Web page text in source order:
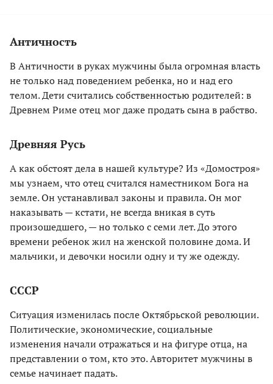
Античность
В Античности в руках мужчины была огромная власть
не только над поведением ребенка, но и над его
телом. Дети считались собственностью родителей: в
Древнем Риме отец мог даже продать сына в рабство.
Древняя Русь
А как обстоят дела в нашей культуре? Из «Домостроя»
мы узнаем, что отец считался наместником Бога на
земле. Он устанавливал законы и правила. Он мог
наказывать — кстати, не всегда вникая в суть
произошедшего, — но только с семи лет. До этого
времени ребенок жил на женской половине дома. И
мальчики, и девочки носили одну и ту же одежду.
СССР
Ситуация изменилась после Октябрьской революции.
Политические, экономические, социальные
изменения начали отражаться и на фигуре отца, на
представлении о том, кто это. Авторитет мужчины в
семье начинает падать.